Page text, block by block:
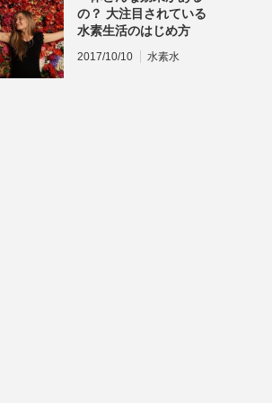
の？ 大注目されている
水素生活のはじめ方
2017/10/10 水素水